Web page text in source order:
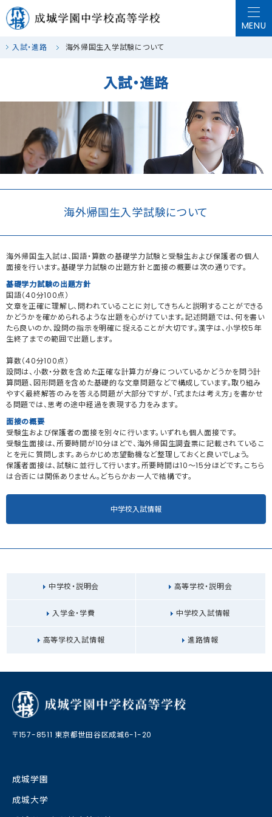
入試・進路 海外帰国生入学試験について
入試・進路
海外帰国生入学試験について
海外帰国生入試は、国語・算数の基礎学力試験と受験生および保護者の個人
面接を行います。基礎学力試験の出題方針と面接の概要は次の通りです。
基礎学力試験の出題方針
国語（40分100点）
文章を正確に理解し、問われていることに対してきちんと説明することができる
かどうかを確かめられるような出題を心がけています。記述問題では、何を書い
たら良いのか、設問の指示を明確に捉えることが大切です。漢字は、小学校5年
生終了までの範囲で出題します。
算数（40分100点）
設問は、小数・分数を含めた正確な計算力が身についているかどうかを問う計
算問題、図形問題を含めた基礎的な文章問題などで構成しています。取り組み
やすく最終解答のみを答える問題が大部分ですが、「式または考え方」を書かせ
る問題では、思考の途中経過を表現する力をみます。
面接の概要
受験生および保護者の面接を別々に行います。いずれも個人面接です。
受験生面接は、所要時間が10分ほどで、海外帰国生調査票に記載されているこ
とを元に質問します。あらかじめ志望動機など整理しておくと良いでしょう。
保護者面接は、試験に並行して行います。所要時間は10～15分ほどです。こちら
は合否には関係ありません。どちらかお一人で結構です。
中学校入試情報
中学校・説明会 高等学校・説明会
入学金・学費 中学校入試情報
高等学校入試情報 進路情報
〒157-8511 東京都世田谷区成城6-1-20
成城学園
成城大学